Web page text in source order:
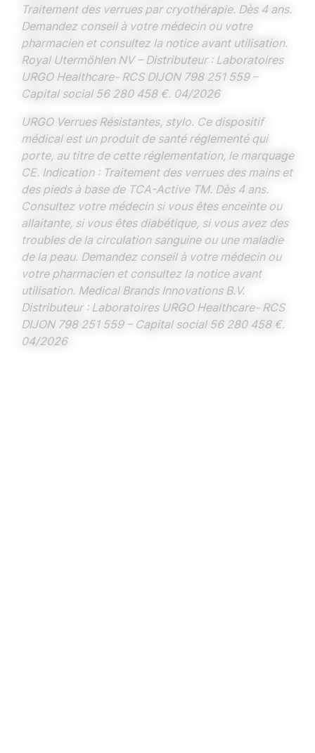
Traitement des verrues par cryothérapie. Dès 4 ans.
Demandez conseil à votre médecin ou votre
pharmacien et consultez la notice avant utilisation.
Royal Utermöhlen NV – Distributeur : Laboratoires
URGO Healthcare- RCS DIJON 798 251 559 –
Capital social 56 280 458 €. 04/2026
URGO Verrues Résistantes, stylo. Ce dispositif
médical est un produit de santé réglementé qui
porte, au titre de cette réglementation, le marquage
CE. Indication : Traitement des verrues des mains et
des pieds à base de TCA-Active TM. Dès 4 ans.
Consultez votre médecin si vous êtes enceinte ou
allaitante, si vous êtes diabétique, si vous avez des
troubles de la circulation sanguine ou une maladie
de la peau. Demandez conseil à votre médecin ou
votre pharmacien et consultez la notice avant
utilisation. Medical Brands Innovations B.V.
Distributeur : Laboratoires URGO Healthcare- RCS
DIJON 798 251 559 – Capital social 56 280 458 €.
04/2026